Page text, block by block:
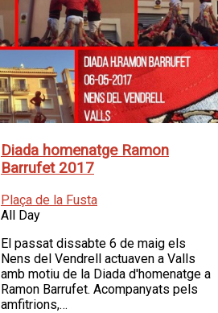
Diada homenatge Ramon
Barrufet 2017
Plaça de la Fusta
All Day
El passat dissabte 6 de maig els
Nens del Vendrell actuaven a Valls
amb motiu de la Diada d'homenatge a
Ramon Barrufet. Acompanyats pels
amfitrions,…